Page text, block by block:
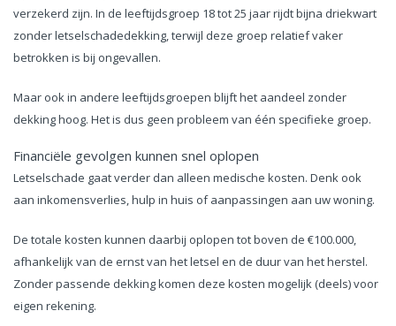
verzekerd zijn. In de leeftijdsgroep 18 tot 25 jaar rijdt bijna driekwart
zonder letselschadedekking, terwijl deze groep relatief vaker
betrokken is bij ongevallen.
Maar ook in andere leeftijdsgroepen blijft het aandeel zonder
dekking hoog. Het is dus geen probleem van één specifieke groep.
Financiële gevolgen kunnen snel oplopen
Letselschade gaat verder dan alleen medische kosten. Denk ook
aan inkomensverlies, hulp in huis of aanpassingen aan uw woning.
De totale kosten kunnen daarbij oplopen tot boven de €100.000,
afhankelijk van de ernst van het letsel en de duur van het herstel.
Zonder passende dekking komen deze kosten mogelijk (deels) voor
eigen rekening.